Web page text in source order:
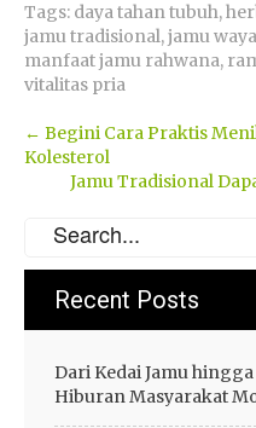
Tags: daya tahan tubuh,
jamu tradisional,jamu
manfaat jamu rahwana,
vitalitas pria
Post
navigation
← Begini Cara Praktis
Kolesterol
Jamu Tradisional
Recent Posts
Dari Kedai Jamu
Hiburan Masyarakat